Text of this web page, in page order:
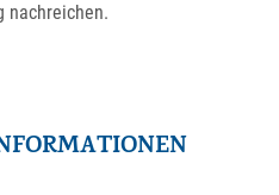
nachreichen.